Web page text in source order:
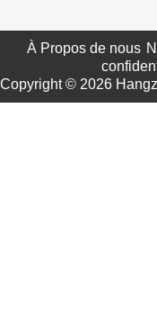
À Propos de nous
Copyright © 2026